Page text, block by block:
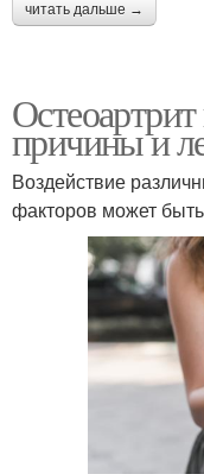
читать дальше →
причины и
Воздействие
факторов может